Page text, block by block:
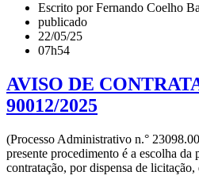
Escrito por Fernando Coelho
publicado
22/05/25
07h54
AVISO DE
90012/2025
(Processo Administrativo n.°
presente procedimento é a escolha da
contratação, por dispensa de licitação,